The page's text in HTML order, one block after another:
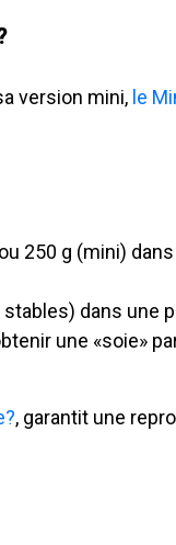
version mini, le
250 g (mini)
dans une
une «soie»
, garantit une